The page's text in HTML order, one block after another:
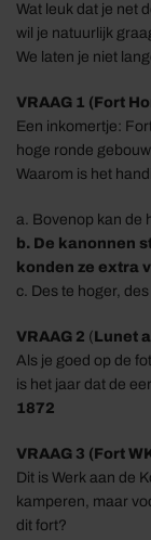
Wat leuk dat je net
wil je natuurlijk
We laten je niet
VRAAG 1 (Fort
Een inkomertje:
hoge ronde
Waarom is het
a. Bovenop kan de
b. De kanonnen
konden ze extra
c. Des te hoger,
VRAAG 2 ( Lunet
Als je goed op de
is het jaar dat de
1872
VRAAG 3 (Fort
Dit is Werk aan de
kamperen, maar
dit fort?